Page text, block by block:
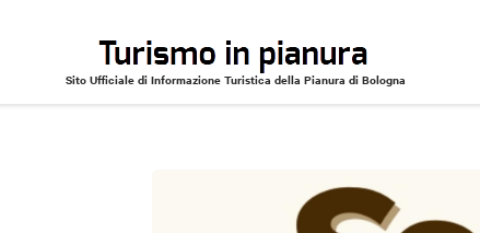
Sito Ufficiale di Informazione Turistica della Pianura di Bologna